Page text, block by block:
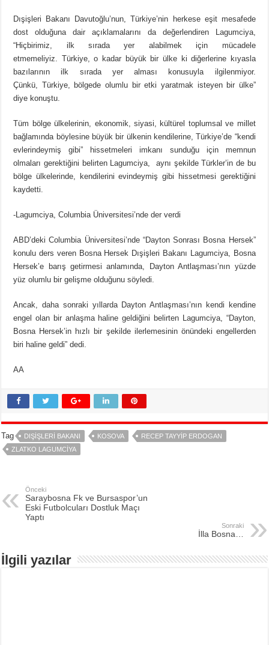
Dışişleri Bakanı Davutoğlu’nun, Türkiye’nin herkese eşit mesafede
dost olduğuna dair açıklamalarını da değerlendiren Lagumciya,
“Hiçbirimiz, ilk sırada yer alabilmek için mücadele
etmemeliyiz. Türkiye, o kadar büyük bir ülke ki diğerlerine kıyasla
bazılarının ilk sırada yer alması konusuyla ilgilenmiyor.
Çünkü, Türkiye, bölgede olumlu bir etki yaratmak isteyen bir ülke”
diye konuştu.
Tüm bölge ülkelerinin, ekonomik, siyasi, kültürel toplumsal ve millet
bağlamında böylesine büyük bir ülkenin kendilerine, Türkiye’de “kendi
evlerindeymiş gibi” hissetmeleri imkanı sunduğu için memnun
olmaları gerektiğini belirten Lagumciya, aynı şekilde Türkler’in de bu
bölge ülkelerinde, kendilerini evindeymiş gibi hissetmesi gerektiğini
kaydetti.
-Lagumciya, Columbia Üniversitesi’nde der verdi
ABD’deki Columbia Üniversitesi’nde “Dayton Sonrası Bosna Hersek”
konulu ders veren Bosna Hersek Dışişleri Bakanı Lagumciya, Bosna
Hersek’e barış getirmesi anlamında, Dayton Antlaşması’nın yüzde
yüz olumlu bir gelişme olduğunu söyledi.
Ancak, daha sonraki yıllarda Dayton Antlaşması’nın kendi kendine
engel olan bir anlaşma haline geldiğini belirten Lagumciya, “Dayton,
Bosna Hersek’in hızlı bir şekilde ilerlemesinin önündeki engellerden
biri haline geldi” dedi.
AA
Tag DIŞIŞLERI BAKANI KOSOVA
RECEP TAYYIP ERDOGAN
ZLATKO LAGUMCIYA
Önceki
Saraybosna Fk ve Bursaspor’un
Eski Futbolcuları Dostluk Maçı
Yaptı
Sonraki
İlla Bosna…
İlgili yazılar